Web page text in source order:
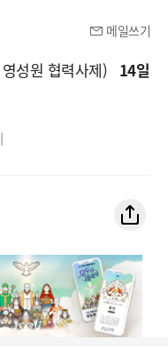
메일쓰기
성원 협력사제) 14일